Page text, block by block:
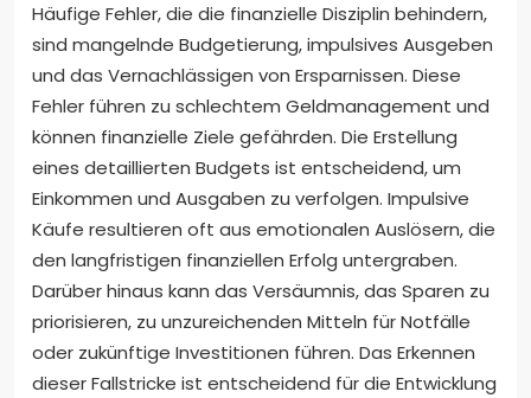
Häufige Fehler, die die finanzielle Disziplin behindern,
sind mangelnde Budgetierung, impulsives Ausgeben
und das Vernachlässigen von Ersparnissen. Diese
Fehler führen zu schlechtem Geldmanagement und
können finanzielle Ziele gefährden. Die Erstellung
eines detaillierten Budgets ist entscheidend, um
Einkommen und Ausgaben zu verfolgen. Impulsive
Käufe resultieren oft aus emotionalen Auslösern, die
den langfristigen finanziellen Erfolg untergraben.
Darüber hinaus kann das Versäumnis, das Sparen zu
priorisieren, zu unzureichenden Mitteln für Notfälle
oder zukünftige Investitionen führen. Das Erkennen
dieser Fallstricke ist entscheidend für die Entwicklung